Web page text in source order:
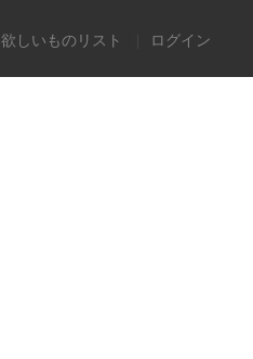
欲しいものリスト ログイン